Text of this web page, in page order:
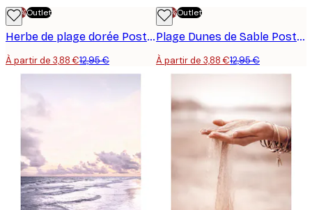
-70%Outlet
Herbe de plage dorée Poster
À partir de 3,88 €12,95 €
-70%Outlet
Plage Dunes de Sable Poster
À partir de 3,88 €12,95 €